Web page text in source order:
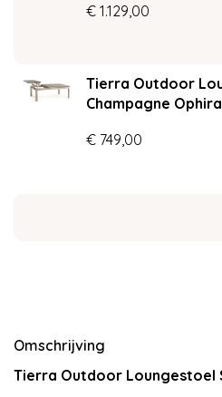
€ 1.129 00
Tierra Outdoor
Champagne Ophira
€ 749,00
Omschrijving
Tierra Outdoor Loungestoel